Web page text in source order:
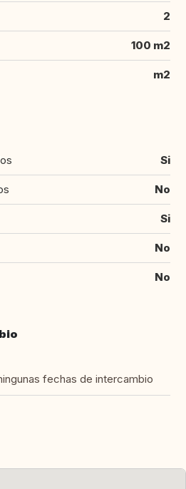
2
100 m2
m2
Si
No
Si
No
No
fechas de intercambio